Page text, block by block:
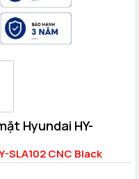
Hyundai HY-
SLA102 CNC Black